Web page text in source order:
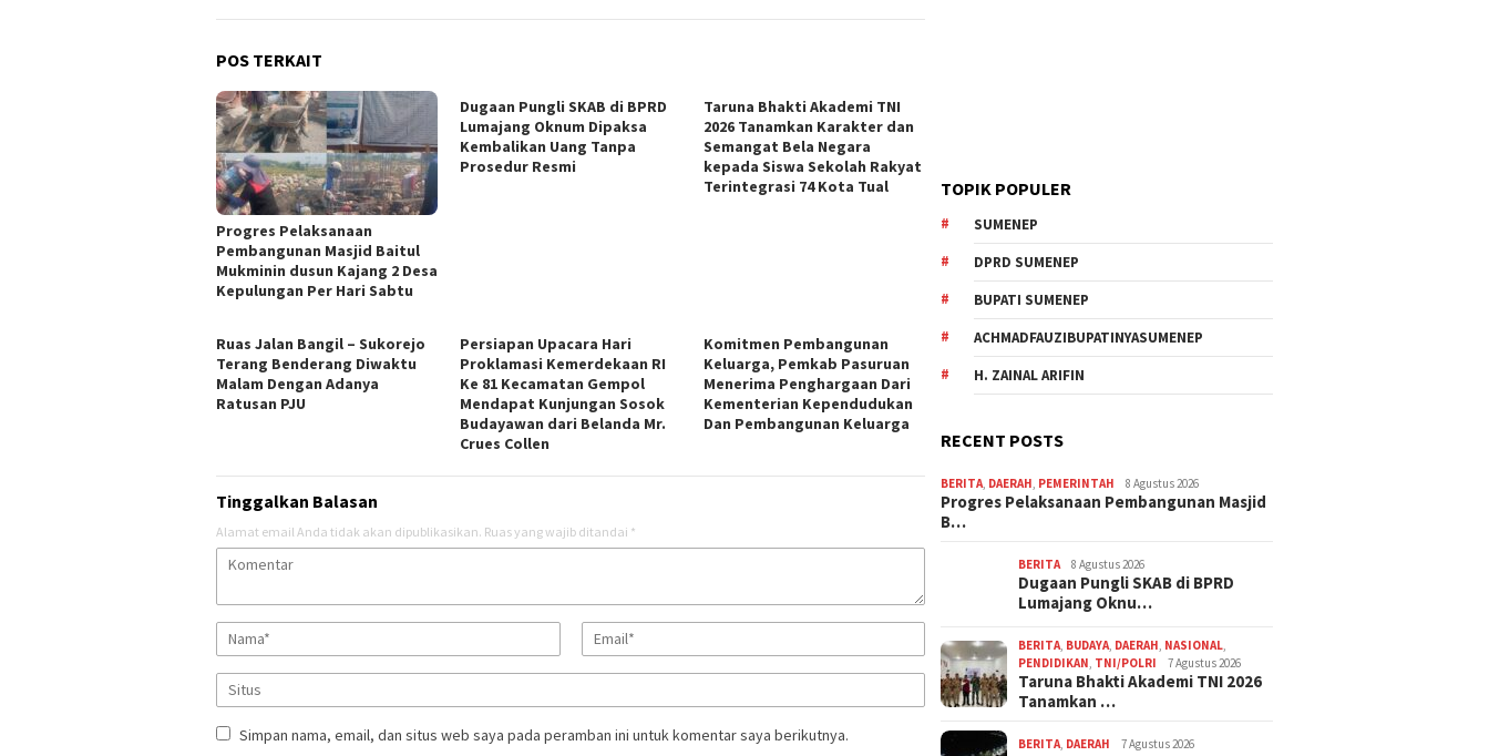
POS TERKAIT
Progres Pelaksanaan
Pembangunan Masjid Baitul
Mukminin dusun Kajang 2 Desa
Kepulungan Per Hari Sabtu
Dugaan Pungli SKAB di BPRD
Lumajang Oknum Dipaksa
Kembalikan Uang Tanpa
Prosedur Resmi
Taruna Bhakti Akademi TNI
2026 Tanamkan Karakter dan
Semangat Bela Negara
kepada Siswa Sekolah Rakyat
Terintegrasi 74 Kota Tual
Ruas Jalan Bangil – Sukorejo
Terang Benderang Diwaktu
Malam Dengan Adanya
Ratusan PJU
Persiapan Upacara Hari
Proklamasi Kemerdekaan RI
Ke 81 Kecamatan Gempol
Mendapat Kunjungan Sosok
Budayawan dari Belanda Mr.
Crues Collen
Komitmen Pembangunan
Keluarga, Pemkab Pasuruan
Menerima Penghargaan Dari
Kementerian Kependudukan
Dan Pembangunan Keluarga
Tinggalkan Balasan
Alamat email Anda tidak akan dipublikasikan. Ruas yang wajib ditandai *
Simpan nama, email, dan situs web saya pada peramban ini untuk komentar saya berikutnya.
TOPIK POPULER
SUMENEP
DPRD SUMENEP
BUPATI SUMENEP
ACHMADFAUZIBUPATINYASUMENEP
H. ZAINAL ARIFIN
RECENT POSTS
BERITA, DAERAH, PEMERINTAH 8 Agustus 2026
Progres Pelaksanaan Pembangunan Masjid
B…
BERITA 8 Agustus 2026
Dugaan Pungli SKAB di BPRD
Lumajang Oknu…
BERITA, BUDAYA, DAERAH, NASIONAL,
PENDIDIKAN, TNI/POLRI 7 Agustus 2026
Taruna Bhakti Akademi TNI 2026
Tanamkan …
BERITA, DAERAH 7 Agustus 2026